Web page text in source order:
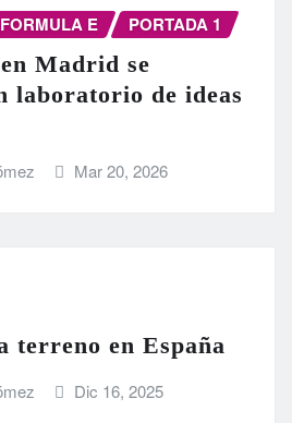
FORMULA E PORTADA 1
Madrid se
laboratorio de ideas
Mar 20, 2026
terreno en España
Dic 16, 2025